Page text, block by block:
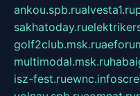
ankou.spb.rualvesta1.ru
sakhatoday.ru
golf2club.msk.ru
multimodal.msk.ru
isz-fest.ruewnc.info